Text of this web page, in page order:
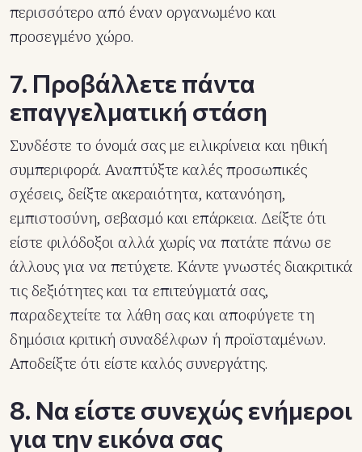
περισσότερο από έναν οργανωμένο και
προσεγμένο χώρο.
7. Προβάλλετε πάντα
επαγγελματική στάση
Συνδέστε το όνομά σας με ειλικρίνεια και ηθική
συμπεριφορά. Αναπτύξτε καλές προσωπικές
σχέσεις, δείξτε ακεραιότητα, κατανόηση,
εμπιστοσύνη, σεβασμό και επάρκεια. Δείξτε ότι
είστε φιλόδοξοι αλλά χωρίς να πατάτε πάνω σε
άλλους για να πετύχετε. Κάντε γνωστές διακριτικά
τις δεξιότητες και τα επιτεύγματά σας,
παραδεχτείτε τα λάθη σας και αποφύγετε τη
δημόσια κριτική συναδέλφων ή προϊσταμένων.
Αποδείξτε ότι είστε καλός συνεργάτης.
8. Να είστε συνεχώς ενήμεροι
για την εικόνα σας